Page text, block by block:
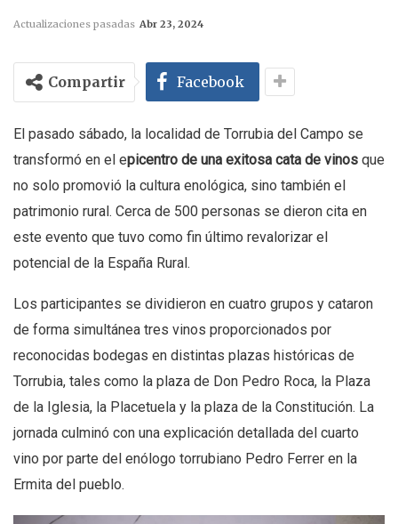
Actualizaciones pasadas Abr 23, 2024
Compartir Facebook
El pasado sábado, la localidad de Torrubia del Campo se
transformó en el epicentro de una exitosa cata de vinos que
no solo promovió la cultura enológica, sino también el
patrimonio rural. Cerca de 500 personas se dieron cita en
este evento que tuvo como fin último revalorizar el
potencial de la España Rural.
Los participantes se dividieron en cuatro grupos y cataron
de forma simultánea tres vinos proporcionados por
reconocidas bodegas en distintas plazas históricas de
Torrubia, tales como la plaza de Don Pedro Roca, la Plaza
de la Iglesia, la Placetuela y la plaza de la Constitución. La
jornada culminó con una explicación detallada del cuarto
vino por parte del enólogo torrubiano Pedro Ferrer en la
Ermita del pueblo.